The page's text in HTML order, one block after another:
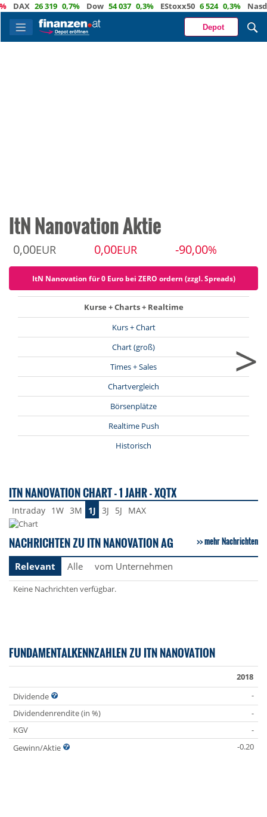
26 319 0,7% Dow 54 037 0,3% EStoxx50 6 524 0,3% Nasdaq
Depot
ItN Nanovation Aktie
0,00EUR 0,00EUR -90,00%
ItN Nanovation für 0 Euro bei ZERO ordern (zzgl. Spreads)
Kurse + Charts + Realtime
Kurs + Chart
Chart (groß)
Times + Sales
Chartvergleich
Börsenplätze
Realtime Push
Historisch
>
ITN NANOVATION CHART - 1 JAHR - XQTX
Intraday 1W 3M 1J 3J 5J MAX
NACHRICHTEN ZU ITN NANOVATION AG mehr Nachrichten
Relevant Alle vom Unternehmen
Keine Nachrichten verfügbar.
FUNDAMENTALKENNZAHLEN ZU ITN NANOVATION
2018
Dividende
-
Dividendenrendite (in %)
-
KGV
-
Gewinn/Aktie
-0.20